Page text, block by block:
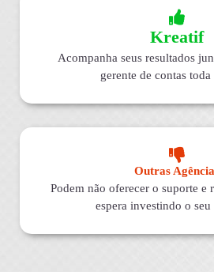
Kreatif
Acompanha seus resultados
gerente de contas toda
Outras
Podem não oferecer o suporte e
espera investindo o